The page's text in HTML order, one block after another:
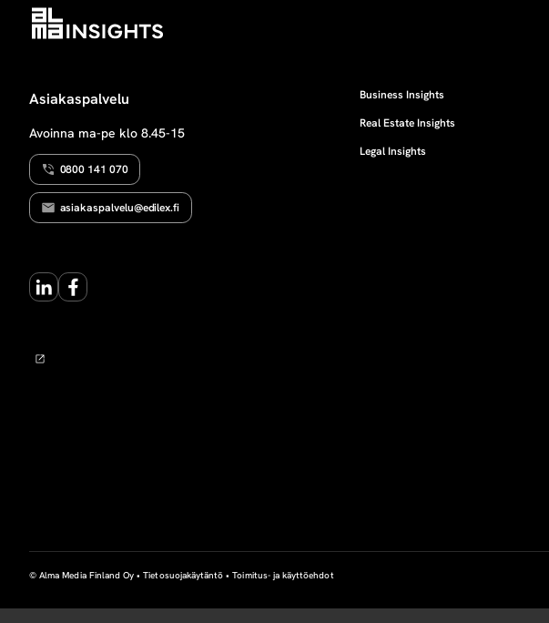
Asiakaspalvelu
Avoinna ma-pe klo 8.45-15
0800 141 070
asiakaspalvelu@edilex.fi
Business Insights
Real Estate Insights
Legal Insights
LinkedInFacebook
© Alma Media Finland Oy •Tietosuojakäytäntö •Toimitus- ja käyttöehdot